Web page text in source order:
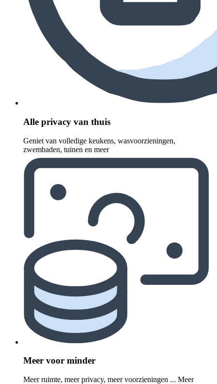
Alle privacy van thuis
Geniet van volledige keukens, wasvoorzieningen,
zwembaden, tuinen en meer
Meer voor minder
Meer ruimte, meer privacy, meer voorzieningen ... Meer